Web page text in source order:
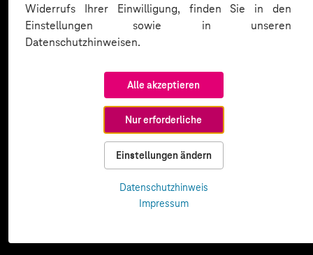
Widerrufs Ihrer Einwilligung, finden Sie in den
Einstellungen sowie in unseren
Datenschutzhinweisen.
Alle akzeptieren
Nur erforderliche
Einstellungen ändern
Datenschutzhinweis
Impressum